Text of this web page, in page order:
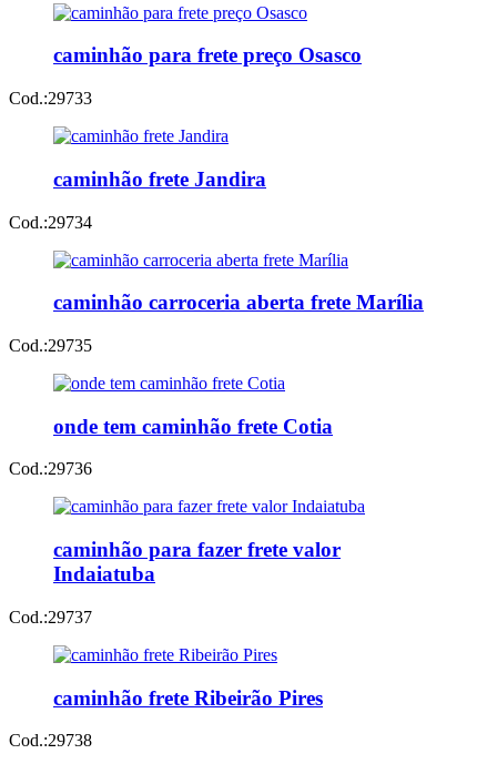
caminhão para frete preço Osasco
Cod.:29733
caminhão frete Jandira
Cod.:29734
caminhão carroceria aberta frete Marília
Cod.:29735
onde tem caminhão frete Cotia
Cod.:29736
caminhão para fazer frete valor
Indaiatuba
Cod.:29737
caminhão frete Ribeirão Pires
Cod.:29738